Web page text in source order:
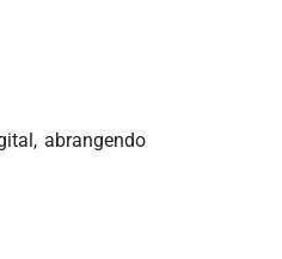
abrangendo